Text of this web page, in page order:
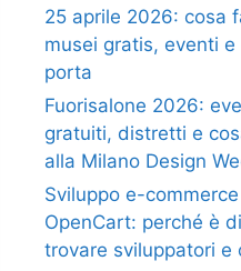
25 aprile 2026: cosa
musei gratis, eventi
porta
Fuorisalone 2026:
gratuiti, distretti e
alla Milano Design
Sviluppo e-commerce
OpenCart: perché è
trovare sviluppatori e